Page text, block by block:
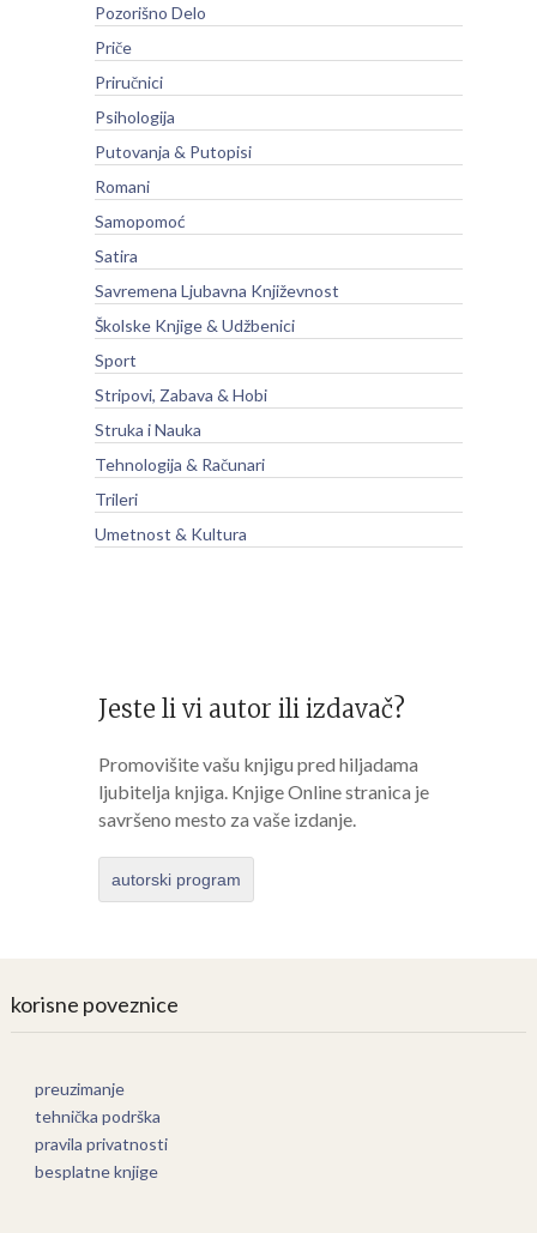
Pozorišno Delo
Priče
Priručnici
Psihologija
Putovanja & Putopisi
Romani
Samopomoć
Satira
Savremena Ljubavna Književnost
Školske Knjige & Udžbenici
Sport
Stripovi, Zabava & Hobi
Struka i Nauka
Tehnologija & Računari
Trileri
Umetnost & Kultura
Jeste li vi autor ili izdavač?
Promovišite vašu knjigu pred hiljadama
ljubitelja knjiga. Knjige Online stranica je
savršeno mesto za vaše izdanje.
autorski program
korisne poveznice
preuzimanje
tehnička podrška
pravila privatnosti
besplatne knjige